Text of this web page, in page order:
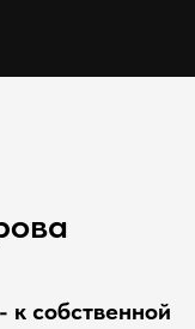
собственной